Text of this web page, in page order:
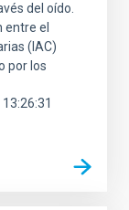
del oído.
entre el
(IAC)
por los